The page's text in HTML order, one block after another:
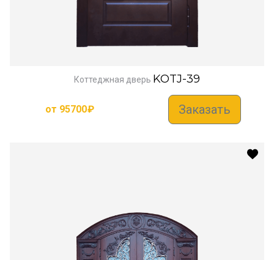
Коттеджная дверь KOTJ-39
от 95700₽ Заказать